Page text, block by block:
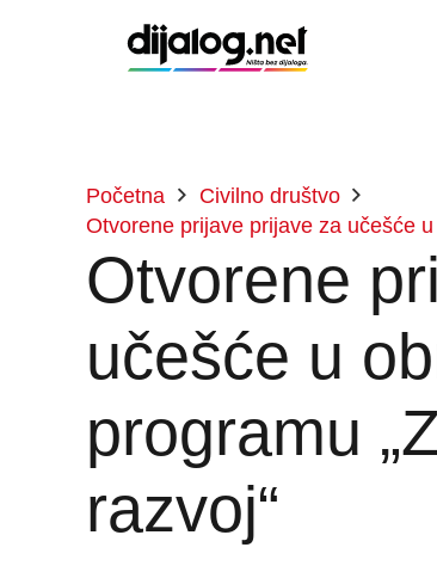
Početna
Civilno društvo
Otvorene prijave prijave za učešće
Otvorene
učešće u
programu
razvoj“